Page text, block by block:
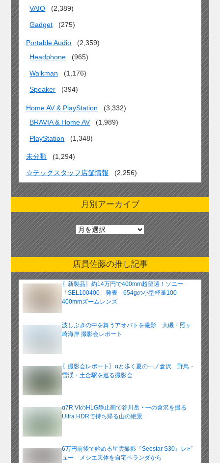
VAIO (2,389)
Gadget (275)
Portable Audio
(2,359)
Headphone
(965)
Walkman (1,176)
Speaker (394)
Home AV & PlayStation
(3,332)
BRAVIA & Home AV
(1,989)
PlayStation (1,348)
未分類 (1,294)
☆テックスタッフ店舗情報 (2,256)
月別アーカイブ
月
別
ア
ー
カ
イ
ブ
店員佐藤の推し記事
〖新製品〗約14万円で400mm超望遠！ソニー
「SEL100400」発表 654gの小型軽量100-
400mmズームレンズ
波しぶきの中を舞うアオバトを撮影 大磯・照ヶ
崎海岸 撮影会レポート
〖撮影会レポート〗αと歩く夏の一ノ倉沢 野鳥・
雪渓・土合駅を巡る撮影会
α7R VIのHLG静止画で谷川岳・一の倉沢を撮る
Ultra HDRで持ち帰る山の絶景
6万円前後で始める星雲撮影『Seestar S30』レビ
ュー メシエ天体を自宅ベランダから